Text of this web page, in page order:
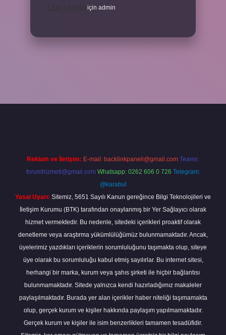
için admin
Reklam ve İletişim: E-mail: backlinkpaneli@gmail.com Teams:
forumhizmeti@gmail.com Whatsapp: 0262 606 0 726 Telegram:
@karabul
Yasal Uyarı: Sitemiz, 5651 Sayılı Kanun gereğince Bilgi Teknolojileri ve
İletişim Kurumu (BTK) tarafından onaylanmış bir Yer Sağlayıcı olarak
hizmet vermektedir. Bu nedenle, sitedeki içerikleri proaktif olarak
denetleme veya araştırma yükümlülüğümüz bulunmamaktadır. Ancak,
üyelerimiz yazdıkları içeriklerin sorumluluğunu taşımakta olup, siteye
üye olarak bu sorumluluğu kabul etmiş sayılırlar. Bu internet sitesi,
herhangi bir marka, kurum veya şahıs şirketi ile hiçbir bağlantısı
bulunmamaktadır. Sitede yalnızca kendi hazırladığımız makaleler
paylaşılmaktadır. Burada yer alan içerikler haber niteliği taşımamakta
olup, gerçek kurum ve kişiler hakkında paylaşım yapılmamaktadır.
Gerçek kurum ve kişiler ile isim benzerlikleri tamamen tesadüfidir.